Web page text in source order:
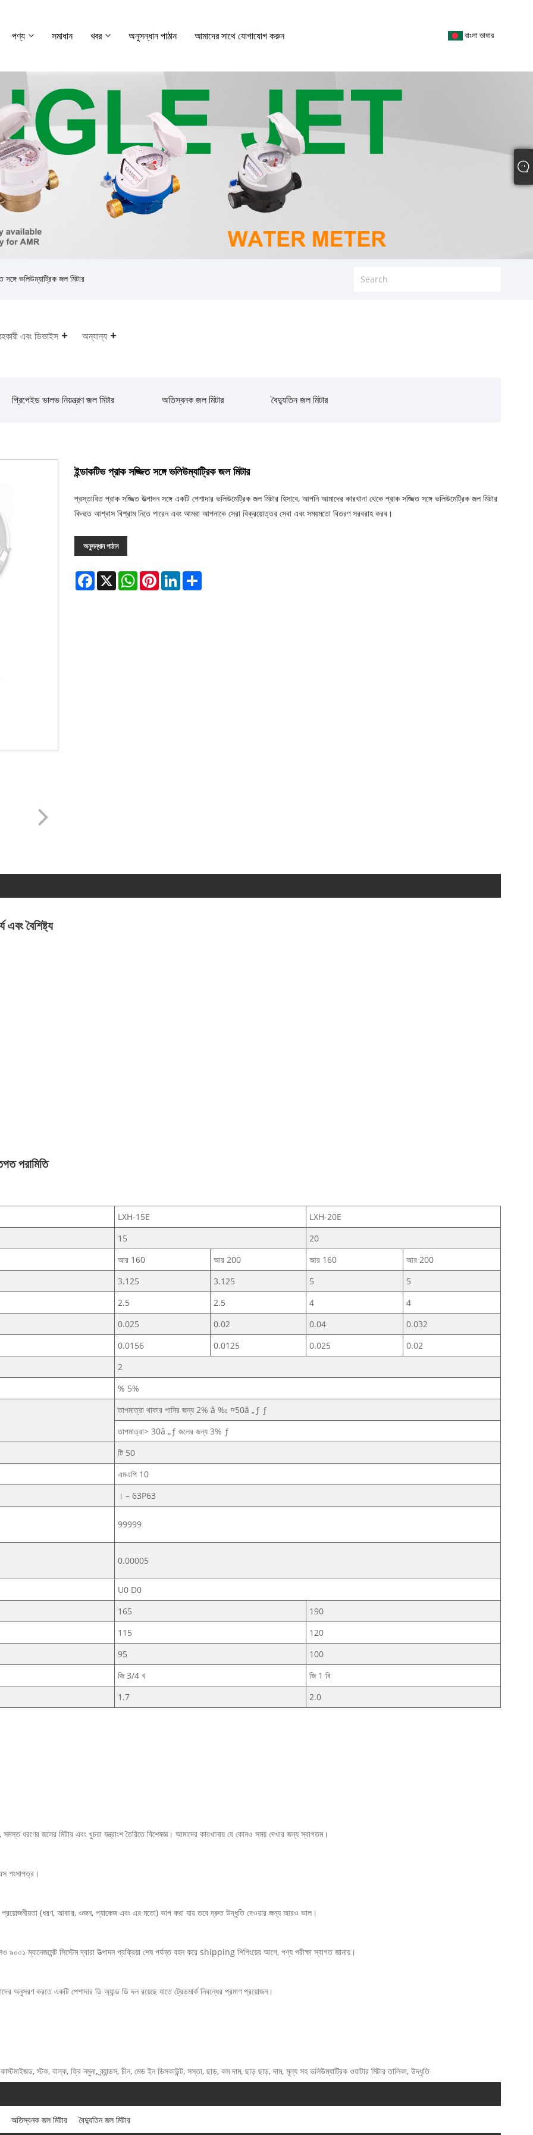
পণ্য সমাধান খবর অনুসন্ধান পাঠান আমাদের সাথে যোগাযোগ করুন বাংলা ভাষার
ভলিউম্যাট্রিক জল মিটার
এবং ডিভাইস অন্যান্য
প্রিপেইড ভালভ নিয়ন্ত্রণ জল মিটার অতিস্বনক জল মিটার বৈদ্যুতিন জল মিটার
ইন্ডাকটিভ প্রাক সজ্জিত সঙ্গে ভলিউম্যাট্রিক জল মিটার
প্রস্তাবিত প্রাক সজ্জিত উত্পাদন সঙ্গে একটি পেশাদার ভলিউমেট্রিক জল মিটার হিসাবে, আপনি আমাদের কারখানা থেকে প্রাক সজ্জিত সঙ্গে ভলিউমেট্রিক জল মিটার
কিনতে আশ্বাস বিশ্রাম নিতে পারেন এবং আমরা আপনাকে সেরা বিক্রয়োত্তর সেবা এবং সময়মতো বিতরণ সরবরাহ করব।
অনুসন্ধান পাঠান
Facebook
X WhatsApp
PinterestLinkedIn
এবং বৈশিষ্ট্য
পরামিতি
LXH-15E
LXH-20E
15
20
আর 160
আর 200 আর 160
আর 200
3.125
3.125 5
5
2.5
2.5 4
4
0.025
0.02 0.04
0.032
0.0156
0.0125 0.025
0.02
2
% 5%
তাপমাত্রা থাকার পানির জন্য 2% â ‰ ¤50â „ƒ ƒ
তাপমাত্রা> 30â „ƒ জলের জন্য 3% ƒ
টি 50
এমএপি 10
। – 63P63
99999
0.00005
U0 D0
165
190
115
120
95
100
জি 3/4 খ
জি 1 বি
1.7
2.0
ধরণের জলের মিটার এবং খুচরা যন্ত্রাংশ তৈরিতে বিশেষজ্ঞ। আমাদের কারখানায় যে কোনও সময় দেখার জন্য স্বাগতম।
শংসাপত্র।
(ধরণ, আকার, ওজন, প্যাকেজ এবং এর মতো) ভাগ করা যায় তবে দ্রুত উদ্ধৃতি দেওয়ার জন্য আরও ভাল।
ম্যানেজমেন্ট সিস্টেম দ্বারা উত্পাদন প্রক্রিয়া শেষ পর্যন্ত বহন করে shipping শিপিংয়ের আগে, পণ্য পরীক্ষা স্বাগত জানায়।
অনুসরণ করতে একটি পেশাদার ডি অ্যান্ড ডি দল রয়েছে যাতে ট্রেডমার্ক নিবন্ধের প্রমাণ প্রয়োজন।
স্টক, বাল্ক, ফ্রি নমুনা, ব্র্যান্ডস, চীন, মেড ইন ডিসকাউন্ট, সস্তা, ছাড়, কম দাম, ছাড় ছাড়, দাম, মূল্য সহ ভলিউম্যাট্রিক ওয়াটার মিটার তালিকা, উদ্ধৃতি
অতিস্বনক জল মিটার বৈদ্যুতিন জল মিটার